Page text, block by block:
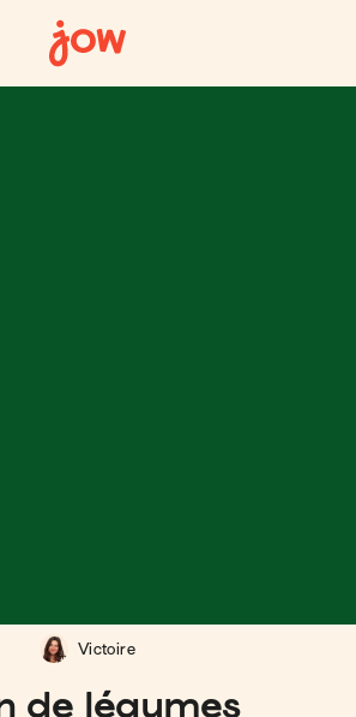
de légumes
Victoire